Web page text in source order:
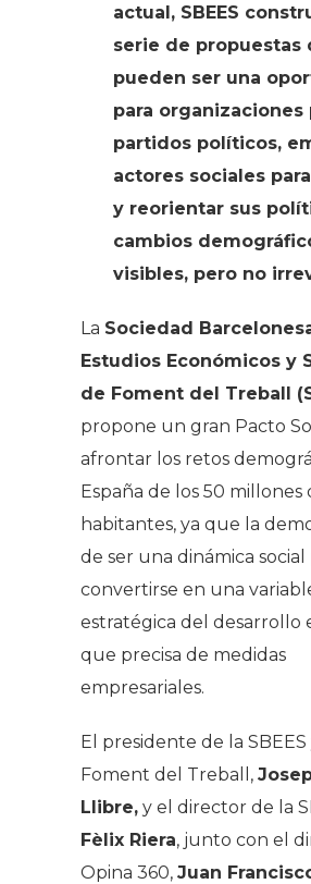
actual, SBEES
serie de propuestas
pueden ser una
para organizaciones
partidos políticos,
actores sociales
y reorientar sus
cambios
visibles, pero no
La Sociedad
Estudios Económicos y
de Foment del Treball
propone un gran Pacto
afrontar los retos
España de los 50 millones
habitantes, ya que la
de ser una dinámica social
convertirse en una
estratégica del desarrollo
que precisa de medidas
empresariales.
El presidente de la SBEES
Foment del Treball,
Llibre, y el director de la
Fèlix Riera, junto con el
Opina 360, Juan